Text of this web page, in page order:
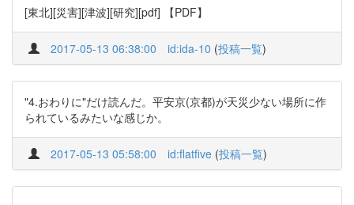
[東北][災害][津波][研究][pdf] 【PDF】
2017-05-13 06:38:00 id:ida-10 (投稿一覧)
"4.おわりに"だけ読んだ。平安京(京都)が天災少ない場所に作
られているみたいな感じか。
2017-05-13 05:58:00 id:flatfive (投稿一覧)